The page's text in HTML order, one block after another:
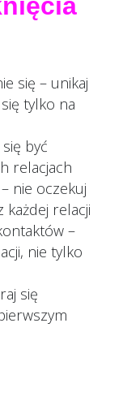
się – unikaj
tylko na
być
relacjach
nie oczekuj
każdej relacji
–
nie tylko
się